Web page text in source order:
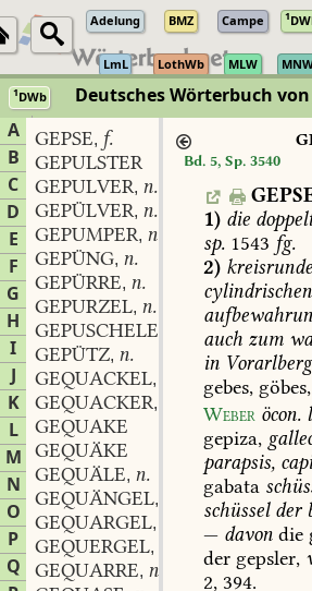
Adelung BMZ Campe 1
LmL LothWb MLW
1DWb Deutsches Wörterbuch
A
B
C
D
E
F
G
H
I
J
K
L
M
N
O
P
Q
GEPSE, f.
GEPULSTER
GEPULVER, n.
GEPÜLVER, n.
GEPUMPER, n.
GEPÜNG, n.
GEPÜRRE, n.
GEPURZEL, n.
GEPUSCHELE
GEPÜTZ, n.
GEQUACKEL,
GEQUACKER,
GEQUAKE
GEQUÄKE
GEQUÄLE, n.
GEQUÄNGEL,
GEQUARGEL,
GEQUERGEL,
GEQUARRE, n.
Bd. 5, Sp. 3540
1) die
sp. 1543 fg.
2)
cylindrischen
auch zum
in Vorarlberg
gebes, göbes,
Weber öcon.
gepiza,
parapsis,
gabata
schüsselder
— davon die
der gepsler,
2, 394.